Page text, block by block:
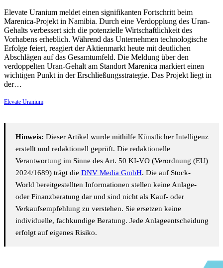
Elevate Uranium meldet einen signifikanten Fortschritt beim
Marenica-Projekt in Namibia. Durch eine Verdopplung des Uran-
Gehalts verbessert sich die potenzielle Wirtschaftlichkeit des
Vorhabens erheblich. Während das Unternehmen technologische
Erfolge feiert, reagiert der Aktienmarkt heute mit deutlichen
Abschlägen auf das Gesamtumfeld. Die Meldung über den
verdoppelten Uran-Gehalt am Standort Marenica markiert einen
wichtigen Punkt in der Erschließungsstrategie. Das Projekt liegt in
der…
Elevate Uranium
Hinweis: Dieser Artikel wurde mithilfe Künstlicher Intelligenz
erstellt und redaktionell geprüft. Die redaktionelle
Verantwortung im Sinne des Art. 50 KI-VO (Verordnung (EU)
2024/1689) trägt die DNV Media GmbH. Die auf Stock-
World bereitgestellten Informationen stellen keine Anlage-
oder Finanzberatung dar und sind nicht als Kauf- oder
Verkaufsempfehlung zu verstehen. Sie ersetzen keine
individuelle, fachkundige Beratung. Jede Anlageentscheidung
erfolgt auf eigenes Risiko.